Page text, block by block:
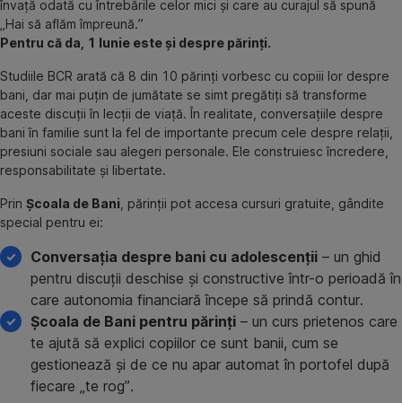
învață odată cu întrebările celor mici și care au curajul să spună
„Hai să aflăm împreună.”
Pentru că da, 1 Iunie este și despre părinți.
Studiile BCR arată că 8 din 10 părinți vorbesc cu copiii lor despre
bani, dar mai puțin de jumătate se simt pregătiți să transforme
aceste discuții în lecții de viață. În realitate, conversațiile despre
bani în familie sunt la fel de importante precum cele despre relații,
presiuni sociale sau alegeri personale. Ele construiesc încredere,
responsabilitate și libertate.
Prin Școala de Bani , părinții pot accesa cursuri gratuite, gândite
special pentru ei:
Conversația despre bani cu adolescenții – un ghid
pentru discuții deschise și constructive într-o perioadă în
care autonomia financiară începe să prindă contur.
Școala de Bani pentru părinți – un curs prietenos care
te ajută să explici copiilor ce sunt banii, cum se
gestionează și de ce nu apar automat în portofel după
fiecare „te rog”.